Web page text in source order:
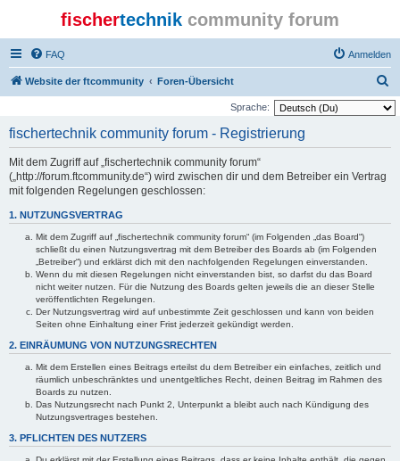
fischertechnik community forum
FAQ Anmelden
Website der ftcommunity Foren-Übersicht
u
Sprache:
fischertechnik community forum - Registrierung
Mit dem Zugriff auf „fischertechnik community forum“
(„http://forum.ftcommunity.de“) wird zwischen dir und dem Betreiber ein Vertrag
mit folgenden Regelungen geschlossen:
1. NUTZUNGSVERTRAG
Mit dem Zugriff auf „fischertechnik community forum“ (im Folgenden „das Board“)
schließt du einen Nutzungsvertrag mit dem Betreiber des Boards ab (im Folgenden
„Betreiber“) und erklärst dich mit den nachfolgenden Regelungen einverstanden.
Wenn du mit diesen Regelungen nicht einverstanden bist, so darfst du das Board
nicht weiter nutzen. Für die Nutzung des Boards gelten jeweils die an dieser Stelle
veröffentlichten Regelungen.
Der Nutzungsvertrag wird auf unbestimmte Zeit geschlossen und kann von beiden
Seiten ohne Einhaltung einer Frist jederzeit gekündigt werden.
2. EINRÄUMUNG VON NUTZUNGSRECHTEN
Mit dem Erstellen eines Beitrags erteilst du dem Betreiber ein einfaches, zeitlich und
räumlich unbeschränktes und unentgeltliches Recht, deinen Beitrag im Rahmen des
Boards zu nutzen.
Das Nutzungsrecht nach Punkt 2, Unterpunkt a bleibt auch nach Kündigung des
Nutzungsvertrages bestehen.
3. PFLICHTEN DES NUTZERS